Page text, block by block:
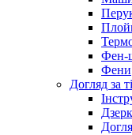
Фен-
Фени
Догляд за